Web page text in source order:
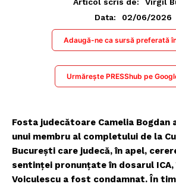
Data:
02/06/2026
Adaugă-ne ca sursă preferată
Urmărește PRESShub pe
Fosta judecătoare Camelia Bogdan
unui membru al completului de la
București care judecă, în apel,
sentinței pronunțate în dosarul ICA,
Voiculescu a fost condamnat. În